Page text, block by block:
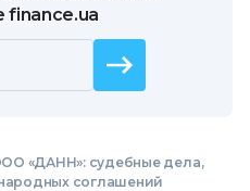
finance.ua
«ДАНН»: судебные дела,
соглашений